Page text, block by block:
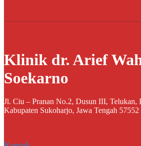
Klinik dr. Arief
Soekarno
Jl. Ciu – Pranan No.2, Dusun III, Telukan,
Kabupaten Sukoharjo, Jawa Tengah 57552